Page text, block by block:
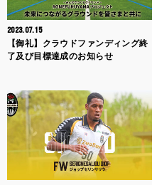
2023.07.15
【御礼】クラウドファンディング終
了及び目標達成のお知らせ